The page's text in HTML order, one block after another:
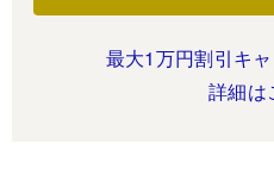
最大1万円割引キ
詳細は